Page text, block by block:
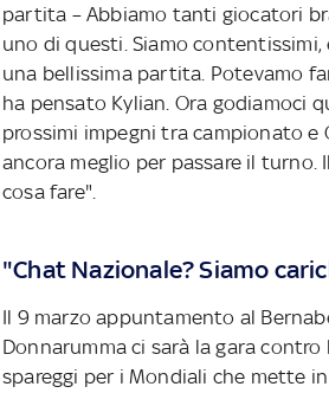
partita – Abbiamo tanti giocatori
uno di questi. Siamo
una bellissima partita. Potevamo
ha pensato Kylian. Ora godiamoci
prossimi impegni tra campionato e
ancora meglio per passare il turno.
cosa fare".
"Chat Nazionale? Siamo
Il 9 marzo appuntamento al
Donnarumma ci sarà la gara
spareggi per i Mondiali che mette